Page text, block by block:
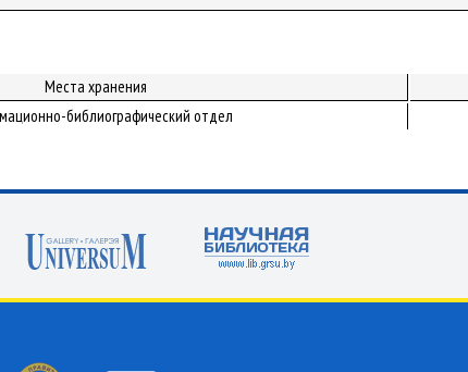
Места хранения
библиографический отдел